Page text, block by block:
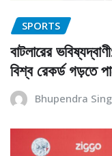
SPORTS
বাটলারের
বিশ্ব রেকর্ড গড়তে
Bhupendra